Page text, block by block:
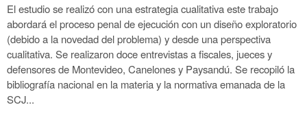
El estudio se realizó con una estrategia cualitativa este trabajo
abordará el proceso penal de ejecución con un diseño exploratorio
(debido a la novedad del problema) y desde una perspectiva
cualitativa. Se realizaron doce entrevistas a fiscales, jueces y
defensores de Montevideo, Canelones y Paysandú. Se recopiló la
bibliografía nacional en la materia y la normativa emanada de la
SCJ...